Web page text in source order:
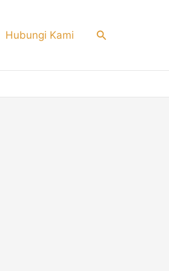
Hubungi Kami Search